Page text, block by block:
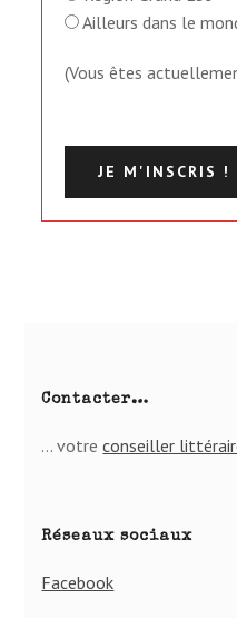
Ailleurs dans le
(Vous êtes
Contacter…
… votreconseiller
Réseaux sociaux
Facebook